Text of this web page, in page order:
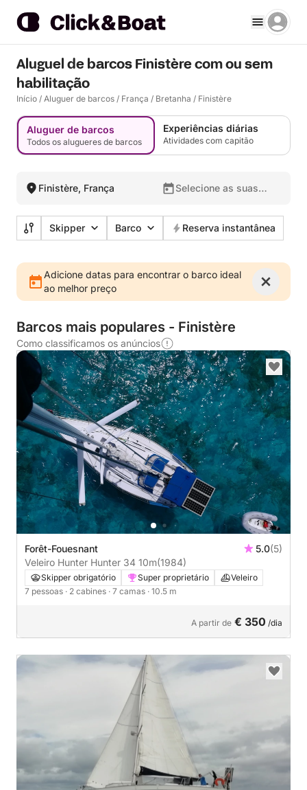
Aluguel de barcos Finistère com ou sem
habilitação
Início / Aluguer de barcos / França / Bretanha / Finistère
Aluguer de barcos
Todos os alugueres de barcos
Experiências diárias
Atividades com capitão
Finistère, França
Selecione as suas
Skipper Barco Reserva instantânea
Adicione datas para encontrar o barco ideal
ao melhor preço
Barcos mais populares - Finistère
Como classificamos os anúncios
Forêt-Fouesnant 5.0(5)
Veleiro Hunter Hunter 34 10m(1984)
Skipper obrigatório Super proprietário
Veleiro
7 pessoas · 2 cabines · 7 camas · 10.5 m
A partir de € 350 /dia